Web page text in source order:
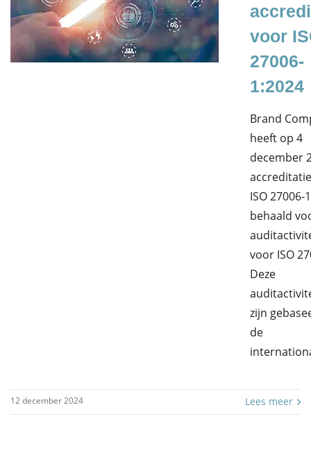
voor
27006-
1:2024
Brand
heeft op 4
december
ISO 27006-
behaald
voor ISO
Deze
zijn
de
12 december 2024 Lees meer